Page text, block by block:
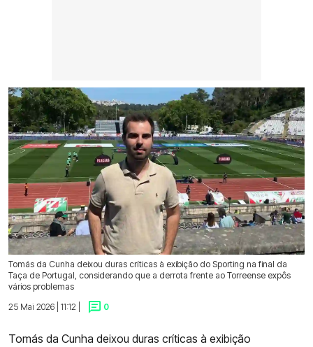
Tomás da Cunha deixou duras críticas à exibição do Sporting na final da
Taça de Portugal, considerando que a derrota frente ao Torreense expôs
vários problemas
25 Mai 2026 | 11:12 |
0
Tomás da Cunha deixou duras críticas à exibição